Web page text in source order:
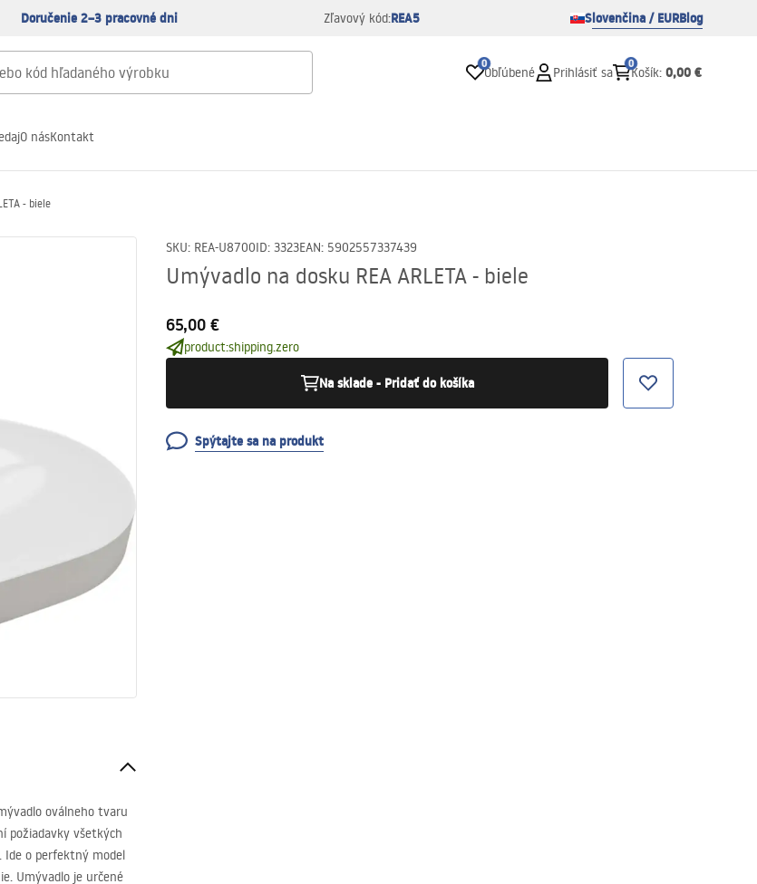
Doručenie 2–3 pracovné dni Zľavový kód:REA5 Slovenčina / EURBlog
0
Obľúbené Prihlásiť sa
0
Košík: 0,00 €
O násKontakt
- biele
SKU: REA-U8700ID: 3323EAN: 5902557337439
Umývadlo na dosku REA ARLETA - biele
65,00 €
product:shipping.zero
Na sklade - Pridať do košíka
Spýtajte sa na produkt
oválneho tvaru
požiadavky všetkých
Ide o perfektný model
Umývadlo je určené